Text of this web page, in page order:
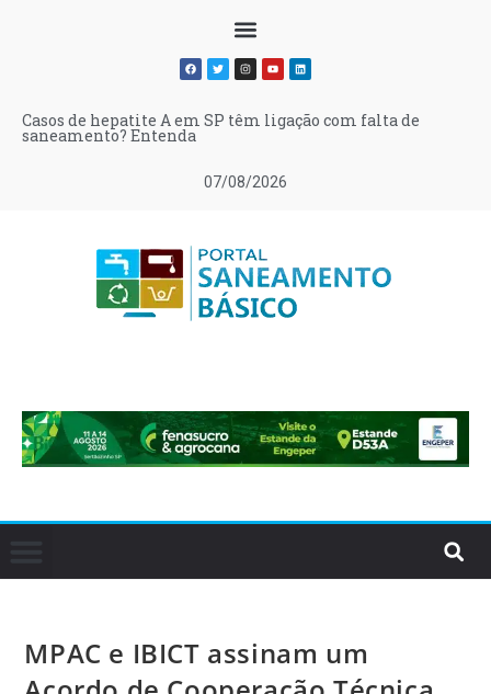
07/08/2026
Casos de hepatite A em SP têm ligação com falta de
saneamento? Entenda
MPAC e IBICT assinam um